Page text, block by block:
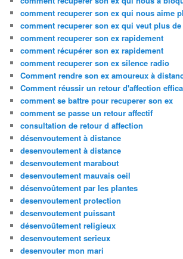
comment recuperer son ex qui nous aime
comment recuperer son ex qui veut plus
comment recuperer son ex rapidement
comment récupérer son ex rapidement
comment recuperer son ex silence radio
Comment rendre son ex amoureux à
Comment réussir un retour d'affection
comment se battre pour recuperer son ex
comment se passe un retour affectif
consultation de retour d affection
désenvoutement à distance
desenvoutement à distance
desenvoutement marabout
desenvoutement mauvais oeil
désenvoûtement par les plantes
desenvoutement protection
desenvoutement puissant
désenvoûtement religieux
desenvoutement serieux
desenvouter mon mari